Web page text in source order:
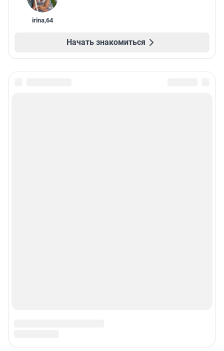
irina,64
Начать знакомиться